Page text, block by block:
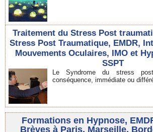
Traitement du Stress Post
Stress Post Traumatique, EMDR,
Mouvements Oculaires, IMO et
SSPT
Le Syndrome du stress
conséquence, immédiate ou
Formations en Hypnose,
Brèves à Paris, Marseille,